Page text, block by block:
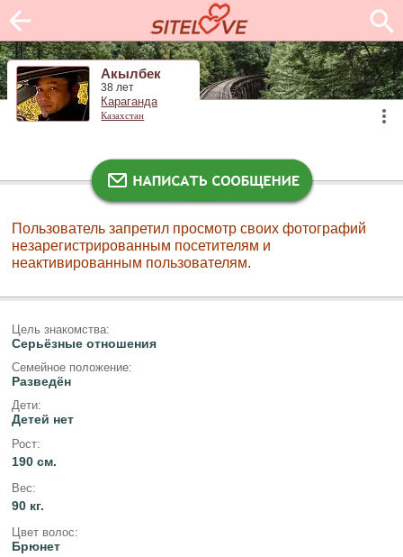
Акылбек
38 лет
Караганда
Казахстан
Пользователь запретил просмотр своих фотографий
незарегистрированным посетителям и
неактивированным пользователям.
Цель знакомства:
Серьёзные отношения
Семейное положение:
Разведён
Дети:
Детей нет
Рост:
190 см.
Вес:
90 кг.
Цвет волос:
Брюнет